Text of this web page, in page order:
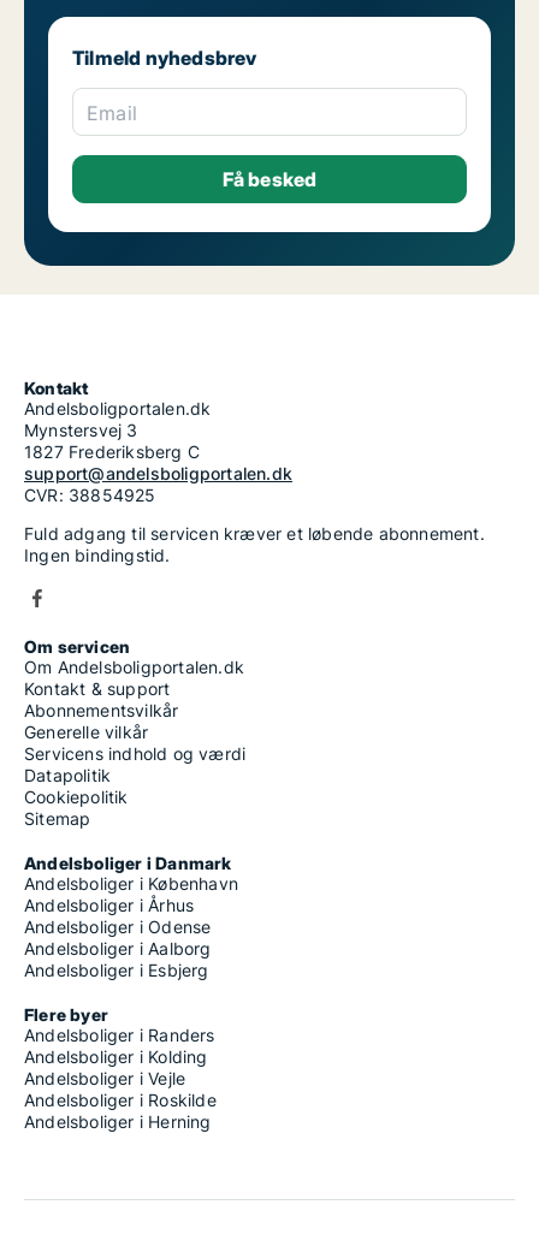
Tilmeld nyhedsbrev
Email
Kontakt
Andelsboligportalen.dk
Mynstersvej 3
1827 Frederiksberg C
support@andelsboligportalen.dk
CVR: 38854925
Fuld adgang til servicen kræver et løbende abonnement.
Ingen bindingstid.
Om servicen
Om Andelsboligportalen.dk
Kontakt & support
Abonnementsvilkår
Generelle vilkår
Servicens indhold og værdi
Datapolitik
Cookiepolitik
Sitemap
Andelsboliger i Danmark
Andelsboliger i København
Andelsboliger i Århus
Andelsboliger i Odense
Andelsboliger i Aalborg
Andelsboliger i Esbjerg
Flere byer
Andelsboliger i Randers
Andelsboliger i Kolding
Andelsboliger i Vejle
Andelsboliger i Roskilde
Andelsboliger i Herning